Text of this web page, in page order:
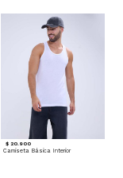
$ 20.900
Camiseta Básica Interior